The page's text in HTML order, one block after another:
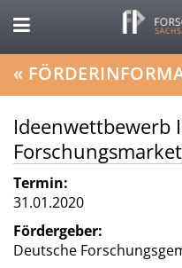
«
Ideenwettbewerb
Termin:
31.01.2020
Fördergeber:
Deutsche